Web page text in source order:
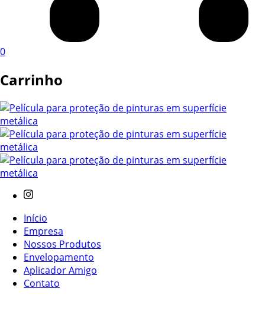
0
Carrinho
Início
Empresa
Nossos Produtos
Envelopamento
Aplicador Amigo
Contato